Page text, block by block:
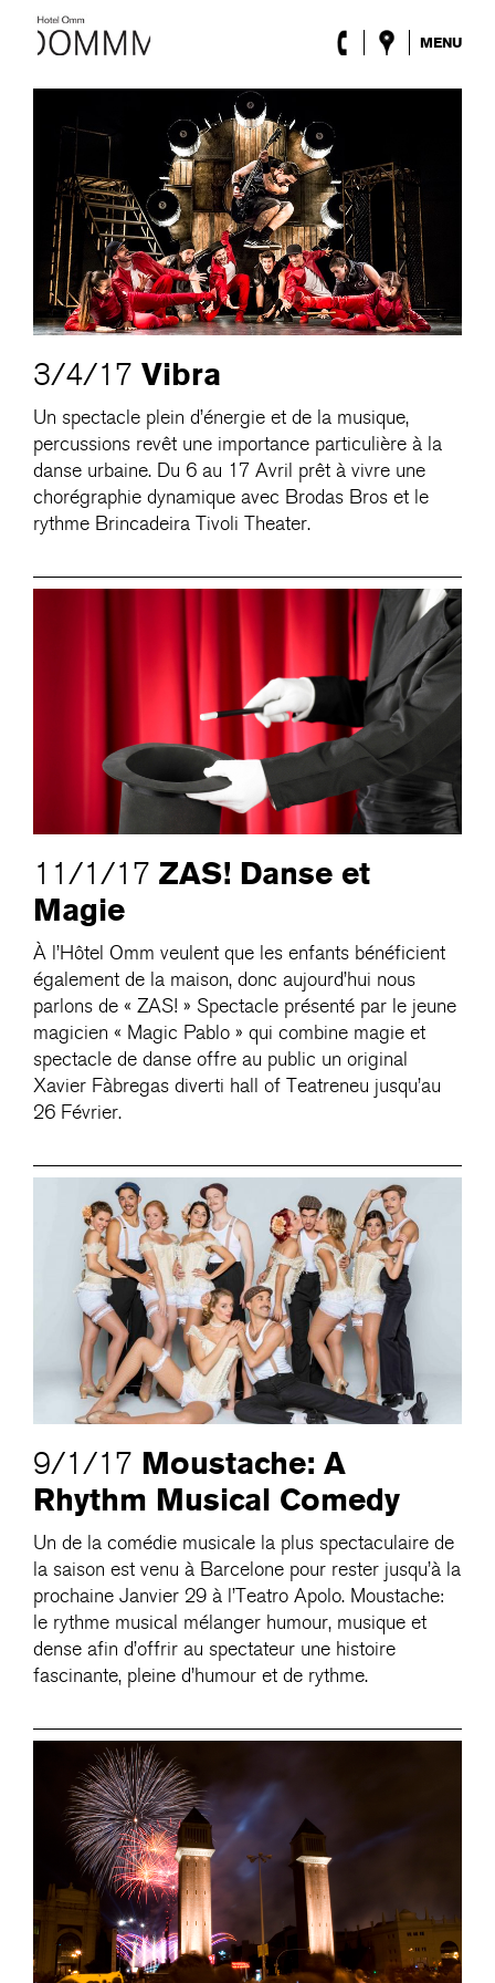
MENU
l’Hôtel
Roca Barcelona
Terrasse
Lobby & Club
Évènements
Promotions
Blog
3/4/17 Vibra
Un spectacle plein d’énergie et de la musique,
percussions revêt une importance particulière à la
danse urbaine. Du 6 au 17 Avril prêt à vivre une
chorégraphie dynamique avec Brodas Bros et le
rythme Brincadeira Tivoli Theater.
11/1/17 ZAS! Danse et
Magie
À l’Hôtel Omm veulent que les enfants bénéficient
également de la maison, donc aujourd’hui nous
parlons de « ZAS! » Spectacle présenté par le jeune
magicien « Magic Pablo » qui combine magie et
spectacle de danse offre au public un original
Xavier Fàbregas diverti hall of Teatreneu jusqu’au
26 Février.
9/1/17 Moustache: A
Rhythm Musical Comedy
Un de la comédie musicale la plus spectaculaire de
la saison est venu à Barcelone pour rester jusqu’à la
prochaine Janvier 29 à l’Teatro Apolo. Moustache:
le rythme musical mélanger humour, musique et
dense afin d’offrir au spectateur une histoire
fascinante, pleine d’humour et de rythme.